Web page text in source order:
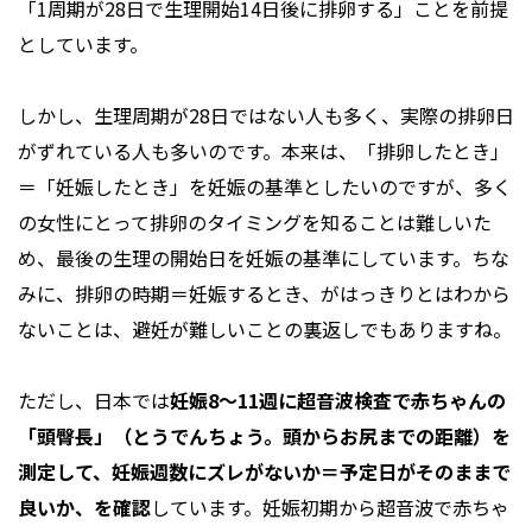
「1周期が28日で生理開始14日後に排卵する」ことを前提
としています。
しかし、生理周期が28日ではない人も多く、実際の排卵日
がずれている人も多いのです。本来は、「排卵したとき」
＝「妊娠したとき」を妊娠の基準としたいのですが、多く
の女性にとって排卵のタイミングを知ることは難しいた
め、最後の生理の開始日を妊娠の基準にしています。ちな
みに、排卵の時期＝妊娠するとき、がはっきりとはわから
ないことは、避妊が難しいことの裏返しでもありますね。
ただし、日本では妊娠8～11週に超音波検査で赤ちゃんの
「頭臀長」（とうでんちょう。頭からお尻までの距離）を
測定して、妊娠週数にズレがないか＝予定日がそのままで
良いか、を確認しています。妊娠初期から超音波で赤ちゃ